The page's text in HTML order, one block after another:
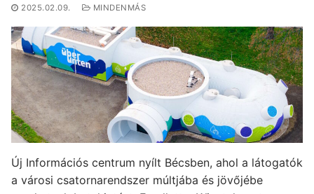
2025.02.09. MINDENMÁS
Új Információs centrum nyílt Bécsben, ahol a látogatók
a városi csatornarendszer múltjába és jövőjébe